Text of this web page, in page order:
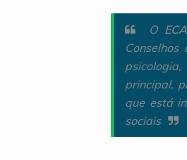
O
principal,
que está
sociais